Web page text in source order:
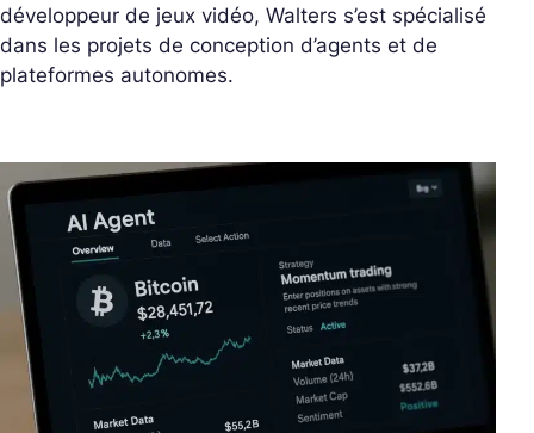
développeur de jeux vidéo, Walters s’est spécialisé
dans les projets de conception d’agents et de
plateformes autonomes.